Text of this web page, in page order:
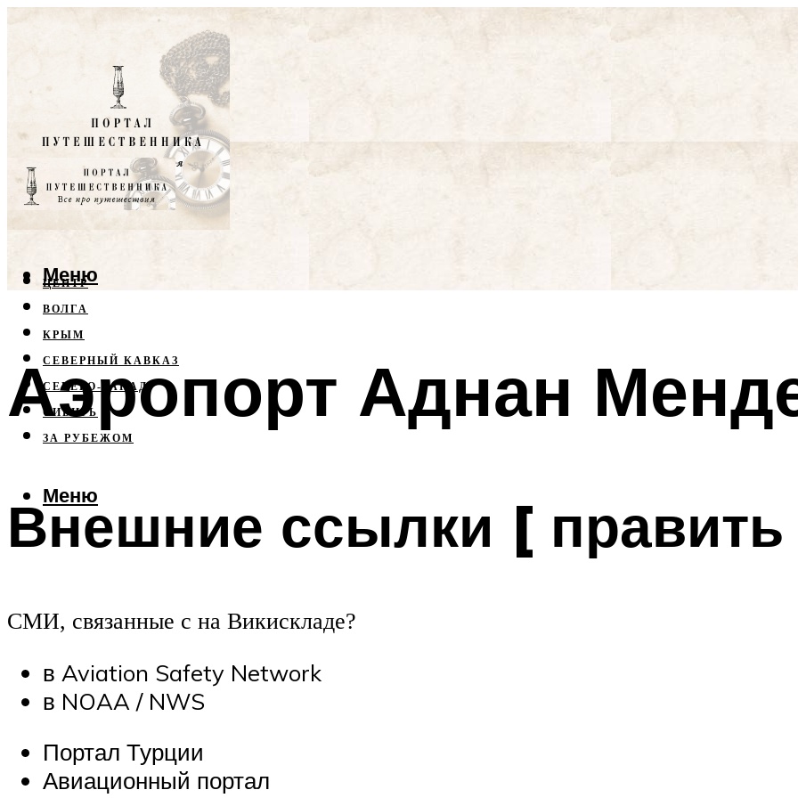
ЦЕНТР
ВОЛГА
КРЫМ
СЕВЕРНЫЙ КАВКАЗ
СЕВЕРО-ЗАПАД
СИБИРЬ
ЗА РУБЕЖОМ
Меню
Меню
Аэропорт Аднан
Внешние ссылки [
СМИ, связанные с на Викискладе?
в Aviation Safety Network
в NOAA / NWS
Портал Турции
Авиационный портал